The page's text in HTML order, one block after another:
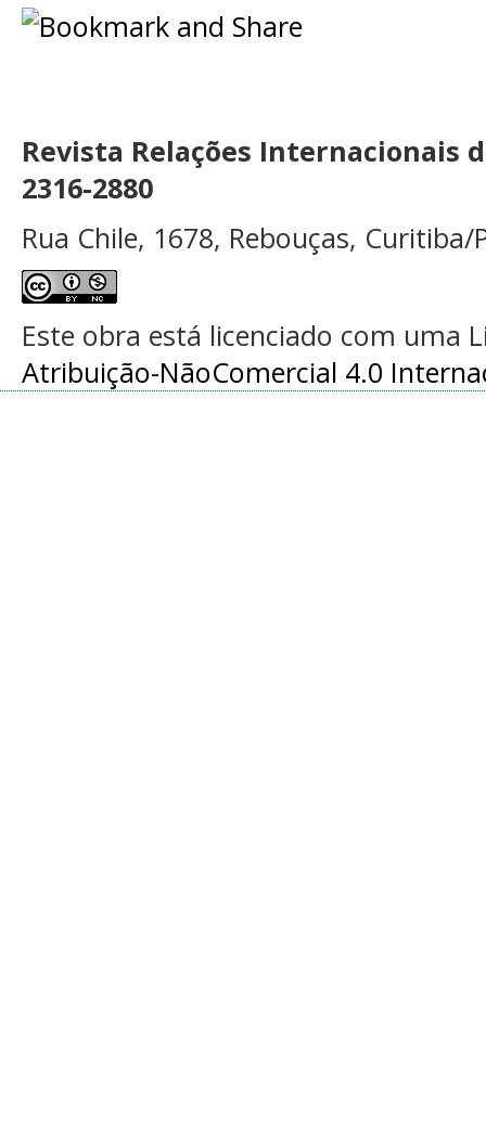
Revista Relações Internacionais
2316-2880
Rua Chile, 1678, Rebouças, Curitiba/
Este obra está licenciado com uma
Atribuição-NãoComercial 4.0